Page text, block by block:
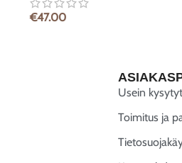
€47.00
Usein
Toimitus ja